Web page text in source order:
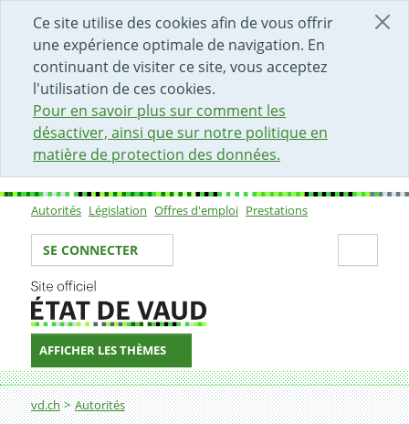
Ce site utilise des cookies afin de vous offrir
une expérience optimale de navigation. En
continuant de visiter ce site, vous acceptez
l'utilisation de ces cookies.
Pour en savoir plus sur comment les
désactiver, ainsi que sur notre politique en
matière de protection des données.
DÉBUT DU CONTENU DE LA PAGE
ACCÈS AU CHAMP DE RECHERCHE
PAGE D'ACCUEIL
FORMULAIRE DE CONTACT
Sous-navigation
Autorités Législation Offres d'emploi Prestations
Votre identité
SE CONNECTER
AFFICHER LES THÈMES
Fil d'Ariane
vd.ch Autorités
Cour des comptes